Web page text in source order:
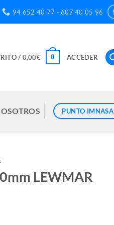
94 652 40 77 - 607 40 05 96
/ 0,00€ 0 ACCEDER
PUNTO IMNASA
LEWMAR